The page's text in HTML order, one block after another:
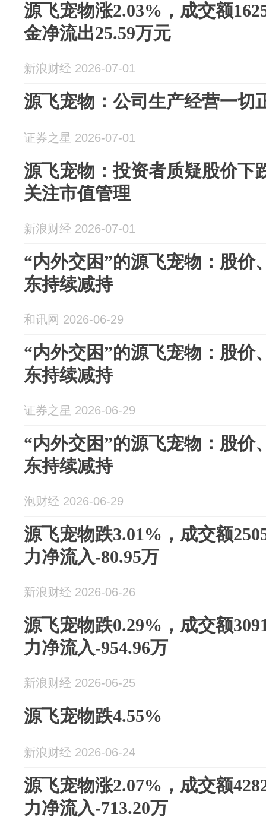
源飞宠物涨2.03%，成交额
金净流出25.59万元
新浪财经 2026-07-01
源飞宠物：公司生产经营一切
证券之星 2026-07-01
源飞宠物：投资者质疑股价下
关注市值管理
新浪财经 2026-07-01
“内外交困”的源飞宠物：股价
东持续减持
和讯网 2026-06-29
“内外交困”的源飞宠物：股价
东持续减持
证券之星 2026-06-29
“内外交困”的源飞宠物：股价
东持续减持
泡财经 2026-06-29
源飞宠物跌3.01%，成交额
力净流入-80.95万
新浪财经 2026-06-26
源飞宠物跌0.29%，成交额
力净流入-954.96万
新浪财经 2026-06-25
源飞宠物跌4.55%
新浪财经 2026-06-24
源飞宠物涨2.07%，成交额
力净流入-713.20万